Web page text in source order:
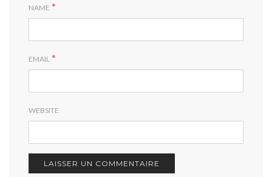
NAME *
EMAIL *
WEBSITE